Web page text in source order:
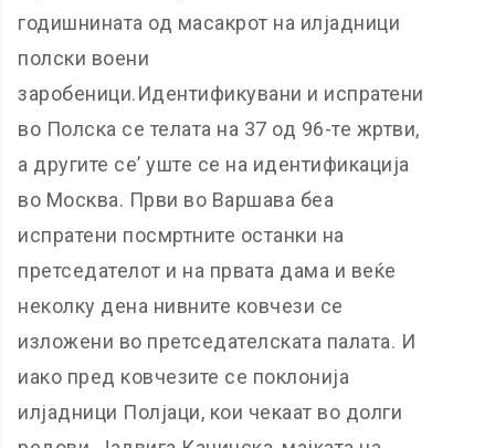
годишнината од масакрот на илјадници
полски воени
заробеници.Идентификувани и испратени
во Полска се телата на 37 од 96-те жртви,
а другите се’ уште се на идентификација
во Москва. Први во Варшава беа
испратени посмртните останки на
претседателот и на првата дама и веќе
неколку дена нивните ковчези се
изложени во претседателската палата. И
иако пред ковчезите се поклонија
илјадници Полјаци, кои чекаат во долги